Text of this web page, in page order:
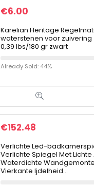
€6.00
Karelian Heritage
waterstenen voor zuivering
0,39 lbs/180 gr zwart
Already Sold: 44%
€152.48
Verlichte Led-
Verlichte Spiegel Met
Waterdichte
Vierkante Ijdelheid…